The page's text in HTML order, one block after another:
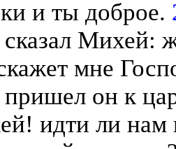
и ты доброе.
Михей:
мне
он к
идти ли